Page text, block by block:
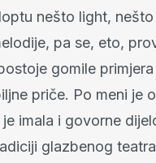
nešto light,
pa se, eto,
gomile
priče. Po meni je
imala i govorne
glazbenog